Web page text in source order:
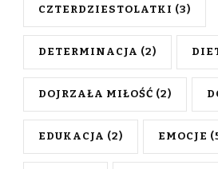
CZTERDZIESTOLATKI (3)
DETERMINACJA (2)
DOJRZAŁA MIŁOŚĆ (2)
EDUKACJA (2) EMOCJE